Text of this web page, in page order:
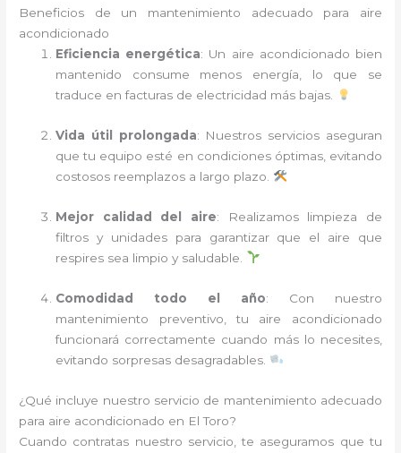
Beneficios de un mantenimiento adecuado para aire
acondicionado
Eficiencia energética: Un aire acondicionado bien
mantenido consume menos energía, lo que se
traduce en facturas de electricidad más bajas.
Vida útil prolongada: Nuestros servicios aseguran
que tu equipo esté en condiciones óptimas, evitando
costosos reemplazos a largo plazo.
Mejor calidad del aire: Realizamos limpieza de
filtros y unidades para garantizar que el aire que
respires sea limpio y saludable.
Comodidad todo el año: Con nuestro
mantenimiento preventivo, tu aire acondicionado
funcionará correctamente cuando más lo necesites,
evitando sorpresas desagradables.
¿Qué incluye nuestro servicio de mantenimiento adecuado
para aire acondicionado en El Toro?
Cuando contratas nuestro servicio, te aseguramos que tu